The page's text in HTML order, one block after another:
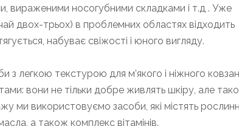
вираженими носогубними складками і т.д . Уже
двох-трьох) в проблемних областях відходить
набуває свіжості і юного вигляду.
з легкою текстурою для м’якого і ніжного
вони не тільки добре живлять шкіру, але
ми використовуємо засоби, які містять
а також комплекс вітамінів.